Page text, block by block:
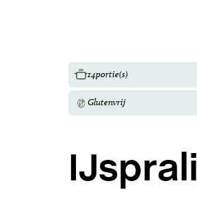
14portie(s)
Glutenvrij